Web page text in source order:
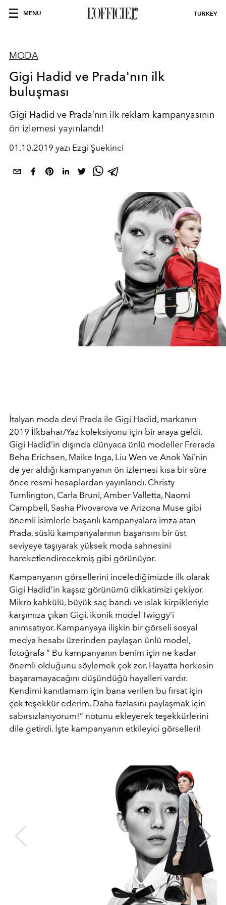
MENU TURKEY
MODA
Gigi Hadid ve Prada'nın ilk
buluşması
Gigi Hadid ve Prada’nın ilk reklam kampanyasının
ön izlemesi yayınlandı!
01.10.2019 yazı Ezgi Şuekinci
İtalyan moda devi Prada ile Gigi Hadid, markanın
2019 İlkbahar/Yaz koleksiyonu için bir araya geldi.
Gigi Hadid’in dışında dünyaca ünlü modeller Frerada
Beha Erichsen, Maike Inga, Liu Wen ve Anok Yai’nin
de yer aldığı kampanyanın ön izlemesi kısa bir süre
önce resmi hesaplardan yayınlandı. Christy
Turnlington, Carla Bruni, Amber Valletta, Naomi
Campbell, Sasha Pivovarova ve Arizona Muse gibi
önemli isimlerle başarılı kampanyalara imza atan
Prada, süslü kampanyalarının başarısını bir üst
seviyeye taşıyarak yüksek moda sahnesini
hareketlendirecekmiş gibi görünüyor.
Kampanyanın görsellerini incelediğimizde ilk olarak
Gigi Hadid’in kaşsız görünümü dikkatimizi çekiyor.
Mikro kahkülü, büyük saç bandı ve ıslak kirpikleriyle
karşımıza çıkan Gigi, ikonik model Twiggy’i
anımsatıyor. Kampanyaya ilişkin bir görseli sosyal
medya hesabı üzerinden paylaşan ünlü model,
fotoğrafa “ Bu kampanyanın benim için ne kadar
önemli olduğunu söylemek çok zor. Hayatta herkesin
başaramayacağını düşündüğü hayalleri vardır.
Kendimi kanıtlamam için bana verilen bu fırsat için
çok teşekkür ederim. Daha fazlasını paylaşmak için
sabırsızlanıyorum!” notunu ekleyerek teşekkürlerini
dile getirdi. İşte kampanyanın etkileyici görselleri!